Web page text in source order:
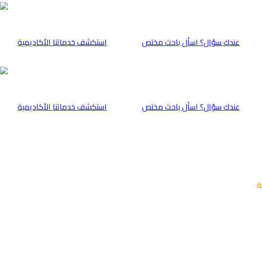
⁠استكشف خدماتنا الأكاديمية عندك سؤال؟ اسأل باحث مختص
⁠استكشف خدماتنا الأكاديمية عندك سؤال؟ اسأل باحث مختص